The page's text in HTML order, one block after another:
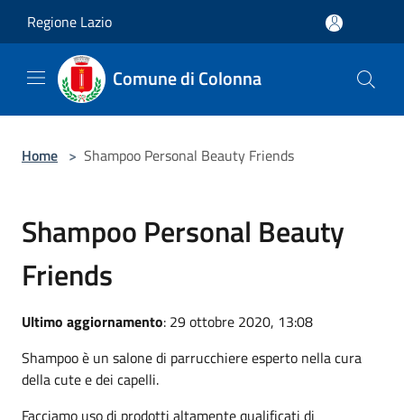
Regione Lazio
Comune di Colonna
Home > Shampoo Personal Beauty Friends
Shampoo Personal Beauty
Friends
Ultimo aggiornamento: 29 ottobre 2020, 13:08
Shampoo è un salone di parrucchiere esperto nella cura
della cute e dei capelli.
Facciamo uso di prodotti altamente qualificati di